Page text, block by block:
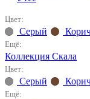
Цвет:
Серый
Ещё:
Коллекция Скала
Цвет:
Серый
Ещё: